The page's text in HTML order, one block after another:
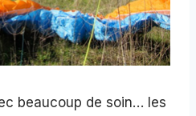
beaucoup de soin… les